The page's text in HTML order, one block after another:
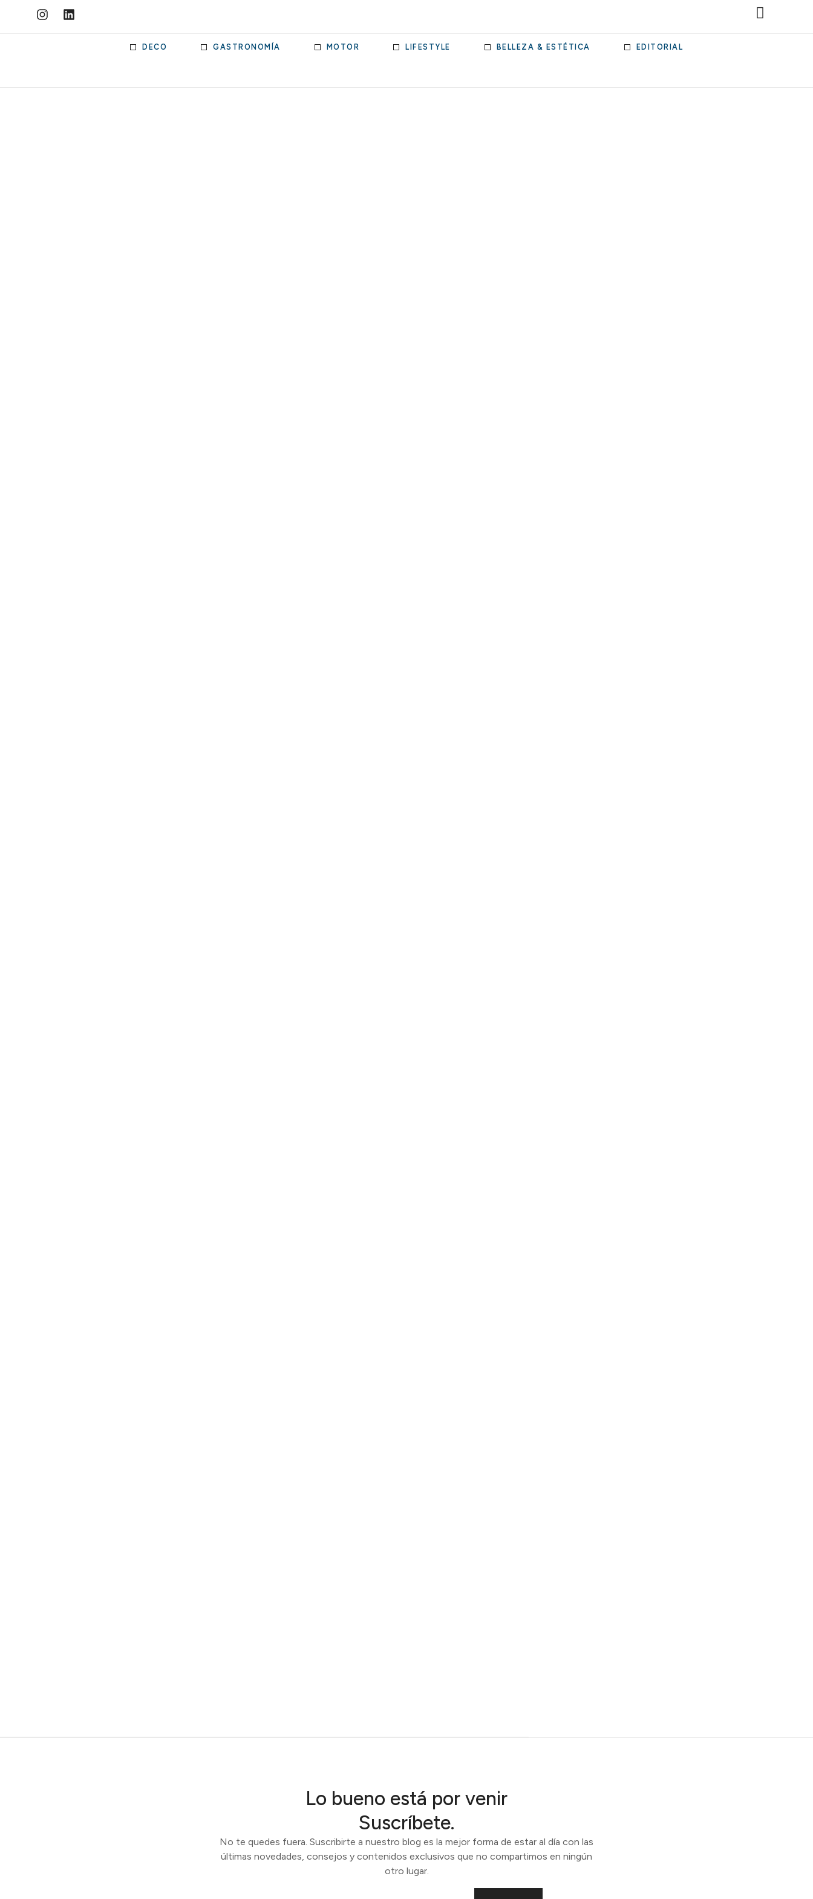
DECO GASTRONOMÍA MOTOR LIFESTYLE BELLEZA & ESTÉTICA EDITORIAL
Lo bueno está por venir
Suscríbete.
No te quedes fuera. Suscribirte a nuestro blog es la mejor forma de estar al día con las
últimas novedades, consejos y contenidos exclusivos que no compartimos en ningún
otro lugar.